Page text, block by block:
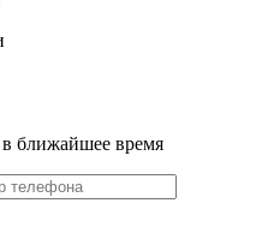
ближайшее время